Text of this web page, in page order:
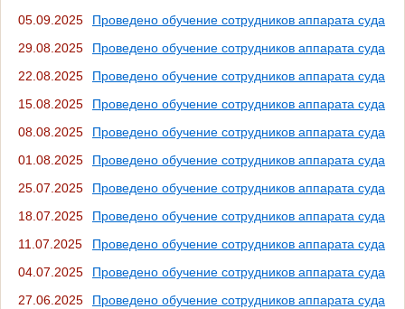
05.09.2025
Проведено обучение сотрудников аппарата суда
29.08.2025
Проведено обучение сотрудников аппарата суда
22.08.2025
Проведено обучение сотрудников аппарата суда
15.08.2025
Проведено обучение сотрудников аппарата суда
08.08.2025
Проведено обучение сотрудников аппарата суда
01.08.2025
Проведено обучение сотрудников аппарата суда
25.07.2025
Проведено обучение сотрудников аппарата суда
18.07.2025
Проведено обучение сотрудников аппарата суда
11.07.2025
Проведено обучение сотрудников аппарата суда
04.07.2025
Проведено обучение сотрудников аппарата суда
27.06.2025
Проведено обучение сотрудников аппарата суда